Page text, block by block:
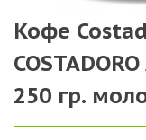
Кофе
250 гр.